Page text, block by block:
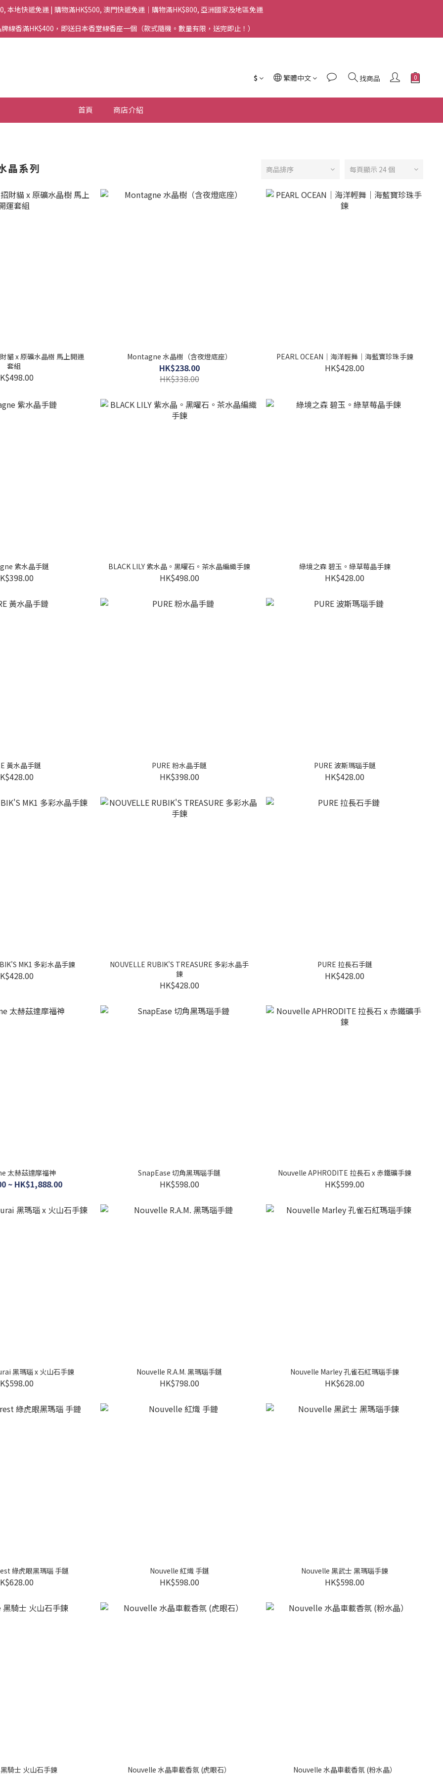
本地快遞免運 | 購物滿HK$500, 澳門快遞免運｜購物滿HK$800, 亞洲國家及地區免運
線香滿HK$400，即送日本香堂線香座一個（款式隨機。數量有限，送完即止！）
$ 繁體中文 找商品
首頁 商店介紹
晶系列 商品排序 每頁顯示 24 個
貓 x 原礦水晶樹 馬上開運
套組
Montagne 水晶樹（含夜燈底座）
HK$238.00
HK$338.00
PEARL OCEAN｜海洋輕舞｜海藍寶珍珠手鍊
HK$428.00
紫水晶手鏈 BLACK LILY 紫水晶。黑曜石。茶水晶編織手鍊
HK$498.00
綠境之森 碧玉。綠草莓晶手鍊
HK$428.00
黃水晶手鏈 PURE 粉水晶手鏈
HK$398.00
PURE 波斯瑪瑙手鏈
HK$428.00
MK1 多彩水晶手鍊
NOUVELLE RUBIK'S TREASURE 多彩水晶手
鍊
HK$428.00
PURE 拉長石手鏈
HK$428.00
太赫茲達摩福神
~ HK$1,888.00
SnapEase 切角黑瑪瑙手鏈
HK$598.00
Nouvelle APHRODITE 拉長石 x 赤鐵礦手鍊
HK$599.00
黑瑪瑙 x 火山石手鍊 Nouvelle R.A.M. 黑瑪瑙手鏈
HK$798.00
Nouvelle Marley 孔雀石紅瑪瑙手鍊
HK$628.00
綠虎眼黑瑪瑙 手鏈 Nouvelle 紅熾 手鏈
HK$598.00
Nouvelle 黑武士 黑瑪瑙手鍊
HK$598.00
騎士 火山石手鍊 Nouvelle 水晶車載香氛 (虎眼石） Nouvelle 水晶車載香氛 (粉水晶）